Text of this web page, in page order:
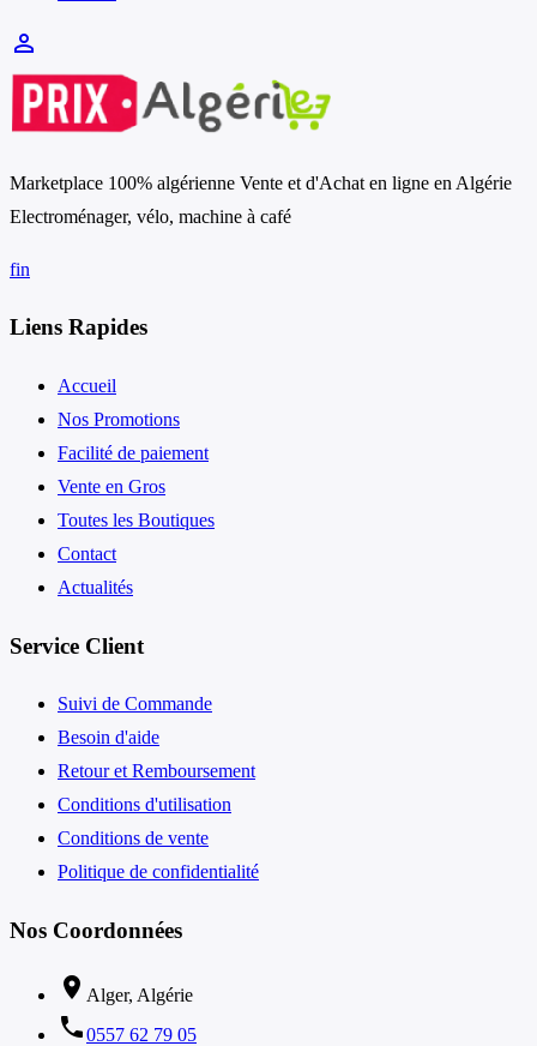
person_outline
Marketplace 100% algérienne Vente et d'Achat en ligne en Algérie
Electroménager, vélo, machine à café
fin
Liens Rapides
Accueil
Nos Promotions
Facilité de paiement
Vente en Gros
Toutes les Boutiques
Contact
Actualités
Service Client
Suivi de Commande
Besoin d'aide
Retour et Remboursement
Conditions d'utilisation
Conditions de vente
Politique de confidentialité
Nos Coordonnées
location_on Alger, Algérie
phone0557 62 79 05